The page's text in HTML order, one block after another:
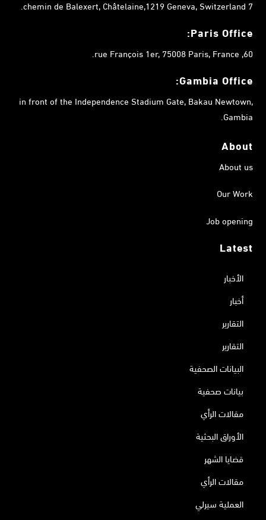
7 chemin de Balexert, Châtelaine,1219 Geneva, Switzerland.
Paris Office:
60, rue François 1er, 75008 Paris, France.
Gambia Office:
in front of the Independence Stadium Gate, Bakau Newtown,
Gambia.
About
About us
Our Work
Job opening
Latest
الأخبار
أخبار
التقارير
التقارير
البيانات الصحفية
بيانات صحفية
مقالات الرأي
الأوراق البحثية
قضايا الشهر
مقالات الرأي
العملية سيرلي